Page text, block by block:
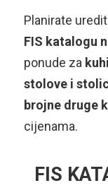
Planirate
FIS katalogu
ponude za
stolove i
brojne druge
cijenama.
FIS